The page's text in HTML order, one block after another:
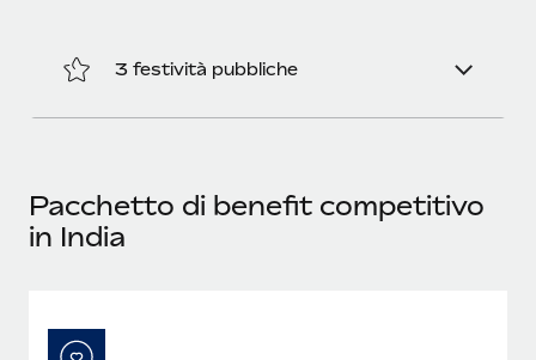
3 festività pubbliche
Pacchetto di benefit competitivo
in India